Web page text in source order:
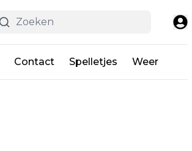
Contact Spelletjes Weer